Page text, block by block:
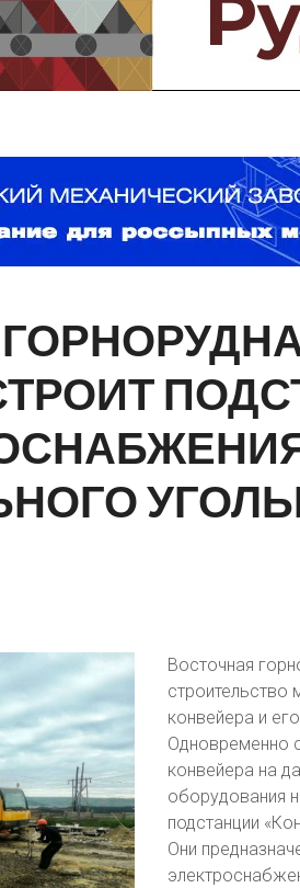
Предприятия и
Интервью
Выставки,
Восточная
строительство
конвейера и
Одновременно
конвейера на
оборудования
подстанции
Они